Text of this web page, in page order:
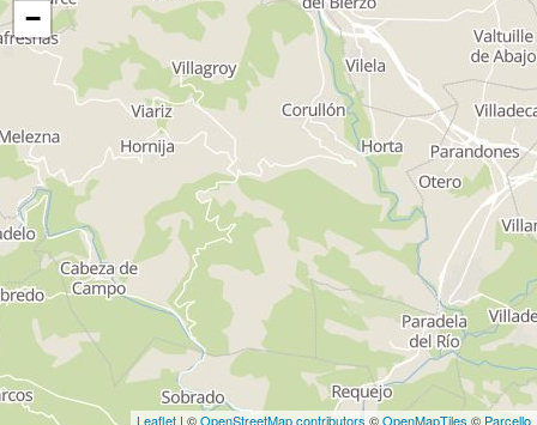
−
Leaflet | ©OpenStreetMap contributors ©OpenMapTiles © Parcello